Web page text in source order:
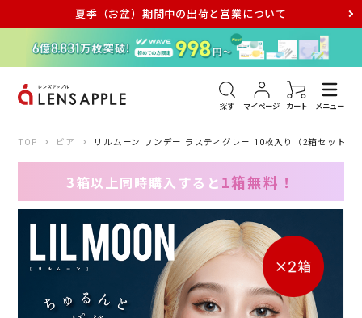
夏季（お盆）期間中の出荷と営業について
探す マイページ カート メニュー
アキュビュー メダリスト メガネ
TOP ピア リルムーン ワンデー ラスティグレー 10枚入り（2箱セット）
3箱以上同時購入すると 1箱無料！